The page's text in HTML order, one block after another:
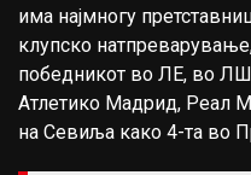
има најмногу
клупско
победникот во ЛЕ, во
Атлетико Мадрид, Реал
на Севиља како 4-та во